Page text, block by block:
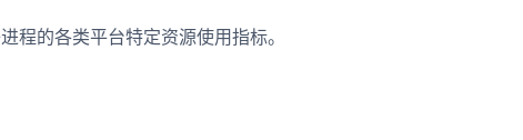
的各类平台特定资源使用指标。